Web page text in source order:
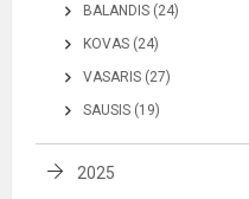
BALANDIS (24)
KOVAS (24)
VASARIS (27)
SAUSIS (19)
2025